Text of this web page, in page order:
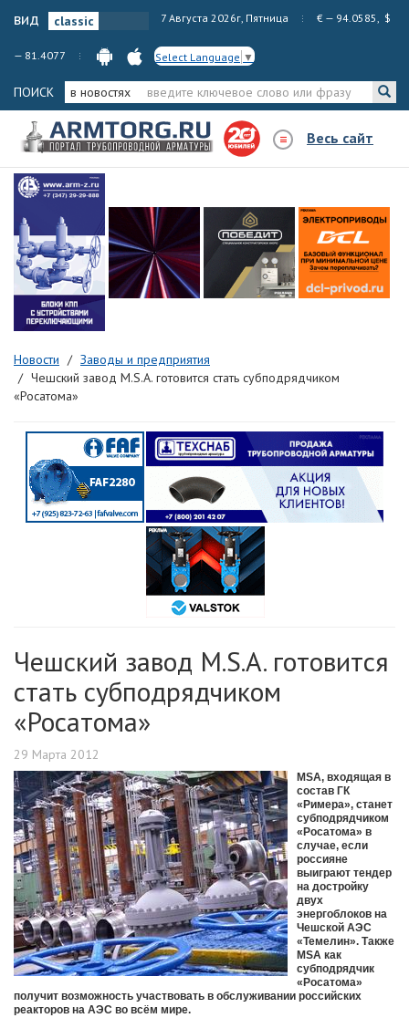
вид 7 Августа 2026г, Пятница € — 94.0585, $
— 81.4077 Select Language ▼
ПОИСК в новостях
Весь сайт
Новости
Заводы и предприятия
Чешский завод M.S.A. готовится стать субподрядчиком
«Росатома»
Чешский завод M.S.A. готовится
стать субподрядчиком
«Росатома»
29 Марта 2012
MSA, входящая в
состав ГК
«Римера», станет
субподрядчиком
«Росатома» в
случае, если
россияне
выиграют тендер
на достройку
двух
энергоблоков на
Чешской АЭС
«Темелин». Также
MSA как
субподрядчик
«Росатома»
получит возможность участвовать в обслуживании российских
реакторов на АЭС во всём мире.